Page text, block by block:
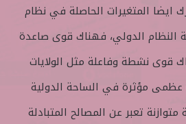
ايضا المتغيرات الحاصلة في نظام
النظام الدولي، فهناك قوى صاعدة
قوى نشطة وفاعلة مثل الولايات
عظمى مؤثرة في الساحة الدولية
تعبر عن المصالح المتبادلة